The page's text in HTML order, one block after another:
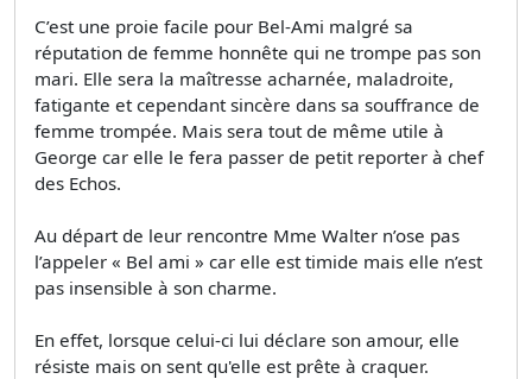
C’est une proie facile pour Bel-Ami malgré sa
réputation de femme honnête qui ne trompe pas son
mari. Elle sera la maîtresse acharnée, maladroite,
fatigante et cependant sincère dans sa souffrance de
femme trompée. Mais sera tout de même utile à
George car elle le fera passer de petit reporter à chef
des Echos.
Au départ de leur rencontre Mme Walter n’ose pas
l’appeler « Bel ami » car elle est timide mais elle n’est
pas insensible à son charme.
En effet, lorsque celui-ci lui déclare son amour, elle
résiste mais on sent qu'elle est prête à craquer.